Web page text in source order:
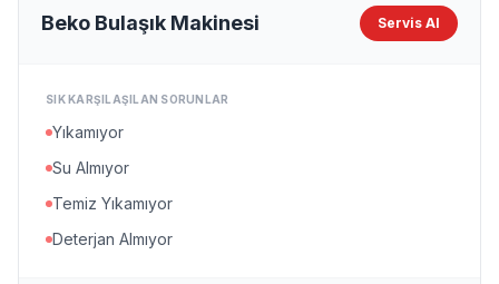
Beko Bulaşık Makinesi Servis Al
SIK KARŞILAŞILAN SORUNLAR
Yıkamıyor
Su Almıyor
Temiz Yıkamıyor
Deterjan Almıyor